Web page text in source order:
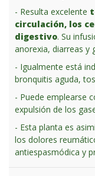
- Resulta excelente
circulación, los
digestivo. Su
anorexia, diarreas y
- Igualmente está
bronquitis aguda,
- Puede emplearse
expulsión de los
- Esta planta es
los dolores
antiespasmódica y